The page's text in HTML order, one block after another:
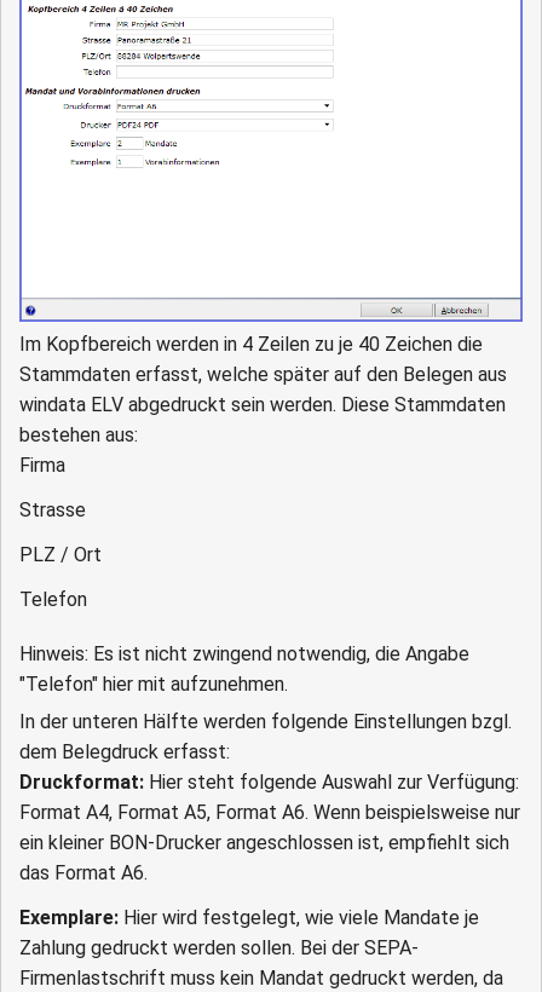
Im Kopfbereich werden in 4 Zeilen zu je 40 Zeichen die
Stammdaten erfasst, welche später auf den Belegen aus
windata ELV abgedruckt sein werden. Diese Stammdaten
bestehen aus:
Firma
Strasse
PLZ / Ort
Telefon
Hinweis: Es ist nicht zwingend notwendig, die Angabe
"Telefon" hier mit aufzunehmen.
In der unteren Hälfte werden folgende Einstellungen bzgl.
dem Belegdruck erfasst:
Druckformat: Hier steht folgende Auswahl zur Verfügung:
Format A4, Format A5, Format A6. Wenn beispielsweise nur
ein kleiner BON-Drucker angeschlossen ist, empfiehlt sich
das Format A6.
Exemplare: Hier wird festgelegt, wie viele Mandate je
Zahlung gedruckt werden sollen. Bei der SEPA-
Firmenlastschrift muss kein Mandat gedruckt werden, da